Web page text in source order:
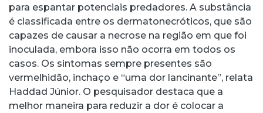
para espantar potenciais predadores. A substância
é classificada entre os dermatonecróticos, que são
capazes de causar a necrose na região em que foi
inoculada, embora isso não ocorra em todos os
casos. Os sintomas sempre presentes são
vermelhidão, inchaço e “uma dor lancinante”, relata
Haddad Júnior. O pesquisador destaca que a
melhor maneira para reduzir a dor é colocar a